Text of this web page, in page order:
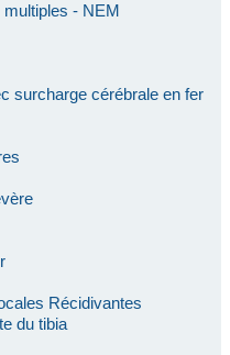
- NEM
surcharge cérébrale en fer
Récidivantes
du tibia